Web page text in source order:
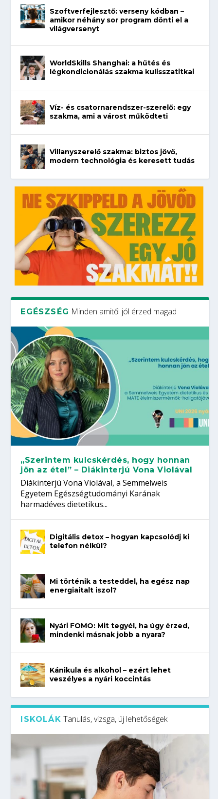
Szoftverfejlesztő: verseny kódban –
amikor néhány sor program dönti el a
világversenyt
WorldSkills Shanghai: a hűtés és
légkondicionálás szakma kulisszatitkai
Víz- és csatornarendszer-szerelő: egy
szakma, ami a várost működteti
Villanyszerelő szakma: biztos jövő,
modern technológia és keresett tudás
EGÉSZSÉG Minden amitől jól érzed magad
„Szerintem kulcskérdés, hogy honnan
jön az étel” – Diákinterjú Vona Violával
Diákinterjú Vona Violával, a Semmelweis
Egyetem Egészségtudományi Karának
harmadéves dietetikus...
Digitális detox – hogyan kapcsolódj ki
telefon nélkül?
Mi történik a testeddel, ha egész nap
energiaitalt iszol?
Nyári FOMO: Mit tegyél, ha úgy érzed,
mindenki másnak jobb a nyara?
Kánikula és alkohol – ezért lehet
veszélyes a nyári koccintás
ISKOLÁK Tanulás, vizsga, új lehetőségek